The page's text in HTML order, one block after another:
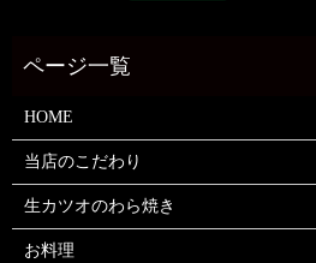
HOME
当店のこだわり
生カツオのわら焼き
お料理